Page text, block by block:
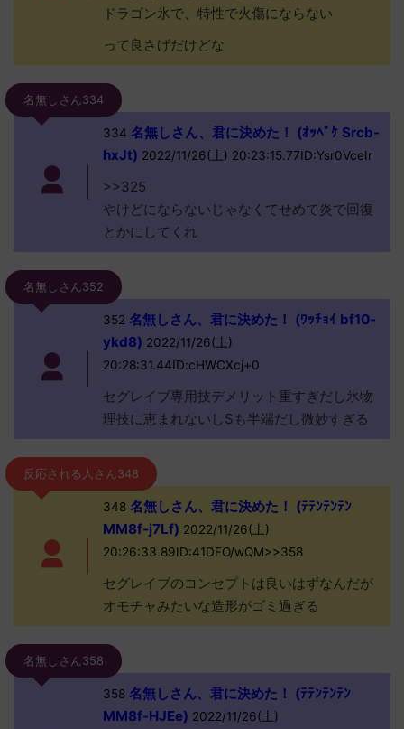
ドラゴン氷で、特性で火傷にならない
って良さげだけどな
名無しさん334
334 名無しさん、君に決めた！ (ｵｯﾍﾟｹ Srcb-
hxJt) 2022/11/26(土) 20:23:15.77ID:Ysr0VceIr
>>325
やけどにならないじゃなくてせめて炎で回復
とかにしてくれ
名無しさん352
352 名無しさん、君に決めた！ (ﾜｯﾁｮｲ bf10-
ykd8) 2022/11/26(土)
20:28:31.44ID:cHWCXcj+0
セグレイブ専用技デメリット重すぎだし氷物
理技に恵まれないしSも半端だし微妙すぎる
反応される人さん348
348名無しさん、君に決めた！ (ﾃﾃﾝﾃﾝﾃﾝ
MM8f-j7Lf) 2022/11/26(土)
20:26:33.89ID:41DFO/wQM>>358
セグレイブのコンセプトは良いはずなんだが
オモチャみたいな造形がゴミ過ぎる
名無しさん358
358名無しさん、君に決めた！ (ﾃﾃﾝﾃﾝﾃﾝ
MM8f-HJEe) 2022/11/26(土)